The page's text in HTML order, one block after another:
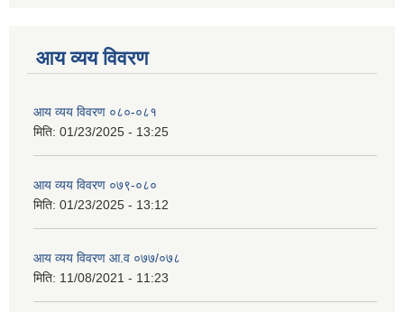
आय व्यय विवरण
आय व्यय विवरण ०८०-०८१
मिति: 01/23/2025 - 13:25
आय व्यय विवरण ०७९-०८०
मिति: 01/23/2025 - 13:12
आय व्यय विवरण आ.व ०७७/०७८
मिति: 11/08/2021 - 11:23